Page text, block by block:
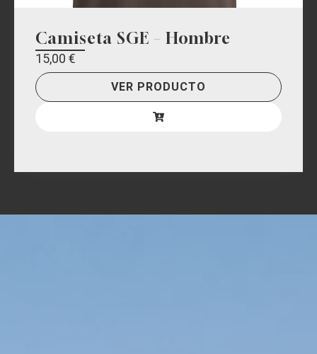
Camiseta SGE – Hombre
15,00 €
VER PRODUCTO